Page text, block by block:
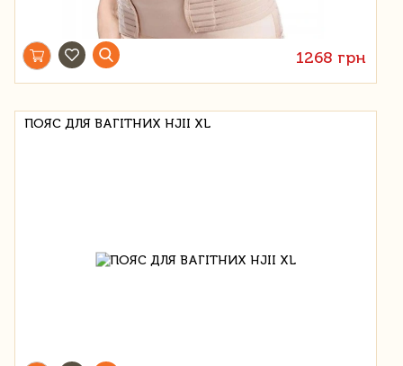
1268 грн
ПОЯС ДЛЯ ВАГІТНИХ HJII XL